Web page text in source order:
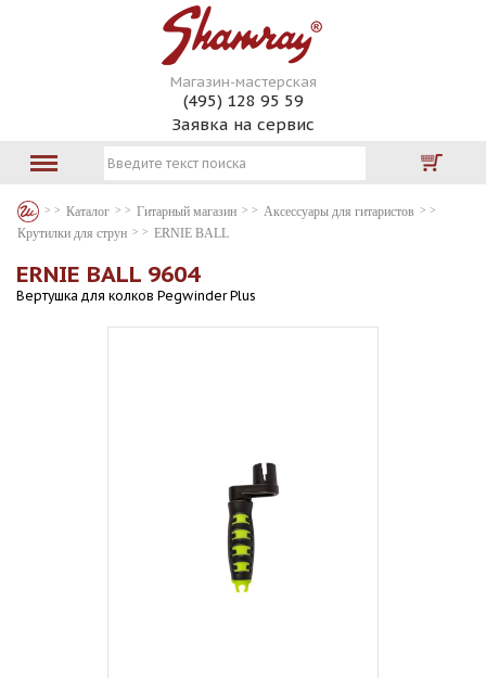
Магазин-мастерская
(495) 128 95 59
Заявка на сервис
Каталог Гитарный магазин
Аксессуары для гитаристов
Крутилки для струн
ERNIE BALL
ERNIE BALL 9604
Вертушка для колков Pegwinder Plus